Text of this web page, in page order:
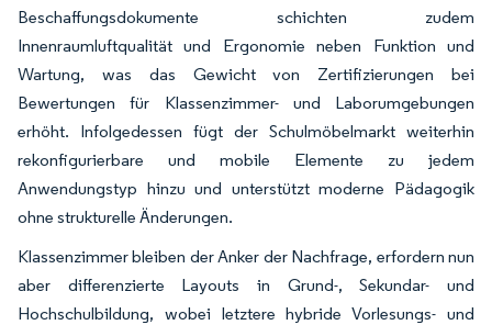
Beschaffungsdokumente schichten zudem
Innenraumluftqualität und Ergonomie neben Funktion und
Wartung, was das Gewicht von Zertifizierungen bei
Bewertungen für Klassenzimmer- und Laborumgebungen
erhöht. Infolgedessen fügt der Schulmöbelmarkt weiterhin
rekonfigurierbare und mobile Elemente zu jedem
Anwendungstyp hinzu und unterstützt moderne Pädagogik
ohne strukturelle Änderungen.
Klassenzimmer bleiben der Anker der Nachfrage, erfordern nun
aber differenzierte Layouts in Grund-, Sekundar- und
Hochschulbildung, wobei letztere hybride Vorlesungs- und